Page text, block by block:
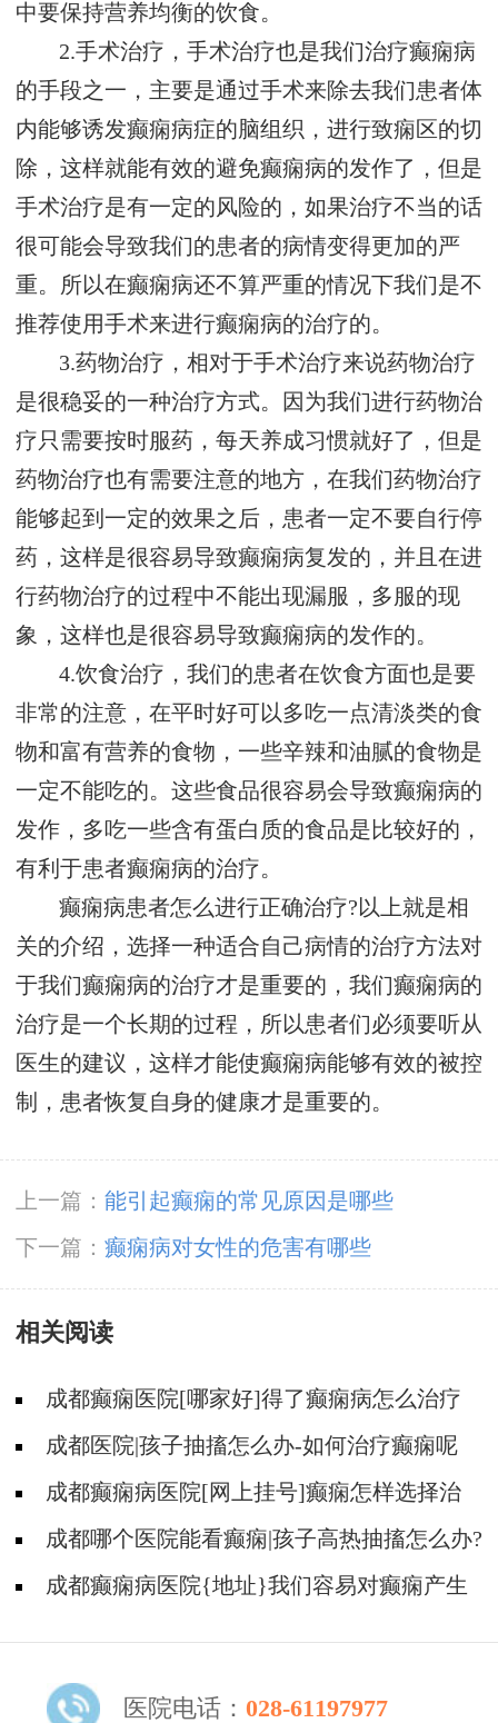
中要保持营养均衡的饮食。
2.手术治疗，手术治疗也是我们治疗癫痫病
的手段之一，主要是通过手术来除去我们患者体
内能够诱发癫痫病症的脑组织，进行致痫区的切
除，这样就能有效的避免癫痫病的发作了，但是
手术治疗是有一定的风险的，如果治疗不当的话
很可能会导致我们的患者的病情变得更加的严
重。所以在癫痫病还不算严重的情况下我们是不
推荐使用手术来进行癫痫病的治疗的。
3.药物治疗，相对于手术治疗来说药物治疗
是很稳妥的一种治疗方式。因为我们进行药物治
疗只需要按时服药，每天养成习惯就好了，但是
药物治疗也有需要注意的地方，在我们药物治疗
能够起到一定的效果之后，患者一定不要自行停
药，这样是很容易导致癫痫病复发的，并且在进
行药物治疗的过程中不能出现漏服，多服的现
象，这样也是很容易导致癫痫病的发作的。
4.饮食治疗，我们的患者在饮食方面也是要
非常的注意，在平时好可以多吃一点清淡类的食
物和富有营养的食物，一些辛辣和油腻的食物是
一定不能吃的。这些食品很容易会导致癫痫病的
发作，多吃一些含有蛋白质的食品是比较好的，
有利于患者癫痫病的治疗。
癫痫病患者怎么进行正确治疗?以上就是相
关的介绍，选择一种适合自己病情的治疗方法对
于我们癫痫病的治疗才是重要的，我们癫痫病的
治疗是一个长期的过程，所以患者们必须要听从
医生的建议，这样才能使癫痫病能够有效的被控
制，患者恢复自身的健康才是重要的。
上一篇： 能引起癫痫的常见原因是哪些
下一篇： 癫痫病对女性的危害有哪些
相关阅读
成都癫痫医院[哪家好]得了癫痫病怎么治疗
效果好?
成都医院|孩子抽搐怎么办-如何治疗癫痫呢
成都癫痫病医院[网上挂号]癫痫怎样选择治
疗方式?
成都哪个医院能看癫痫|孩子高热抽搐怎么办?
成都癫痫病医院{地址}我们容易对癫痫产生
医院电话： 028-61197977